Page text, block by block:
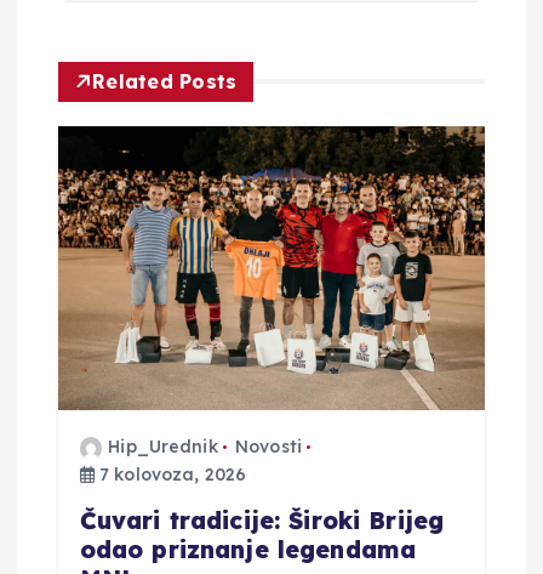
a
c
a
o
Related Posts
Hip_Urednik
Novosti
7 kolovoza, 2026
Čuvari tradicije: Široki Brijeg
odao priznanje legendama